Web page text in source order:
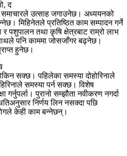
द
उत्साह जगाउनेछ। अध्ययनको
मिहिनेतले प्रतिष्ठित काम सम्पादन गर्ने
र पशुपालन तथा कृषि क्षेत्रबाट राम्रो लाभ
पनि काममा जोसजाँगर बढ्नेछ।
हुनेछ।
सक्छ। पहिलेका समस्या दोहोरिनाले
समस्या पर्न सक्छ। विशेष
गर्नुपर्ला। पुरानो सम्झौता नवीकरण नगर्दा
निर्णय लिन नसक्दा पछि
केही काम बन्नेछन्।